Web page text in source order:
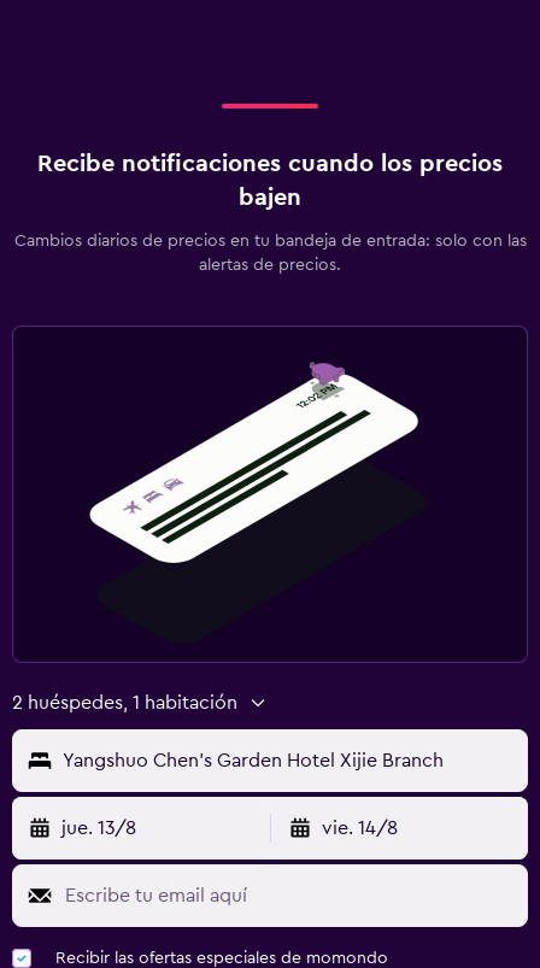
Recibe notificaciones cuando los precios
bajen
Cambios diarios de precios en tu bandeja de entrada: solo con las
alertas de precios.
2 huéspedes, 1 habitación
Yangshuo Chen's Garden Hotel Xijie Branch
jue. 13/8 vie. 14/8
Recibir las ofertas especiales de momondo